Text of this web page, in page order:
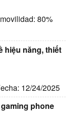
80%
hiệu năng, thiết
12/24/2025
phone